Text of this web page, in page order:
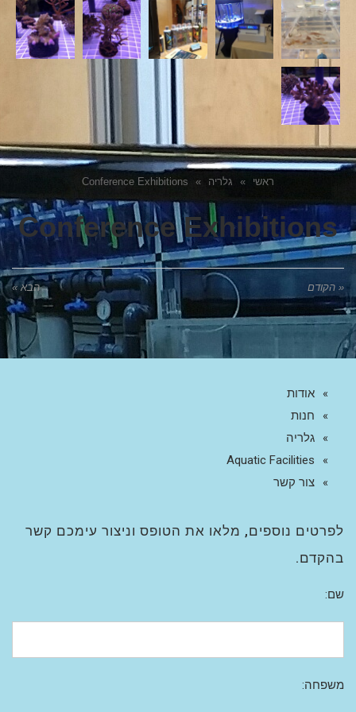
ראשי » גלריה »
Conference Exhibitions
Conference Exhibitions
« הקודם הבא »
אודות
חנות
גלריה
Aquatic Facilities
צור קשר
לפרטים נוספים, מלאו את הטופס וניצור עימכם קשר
בהקדם.
שם:
משפחה: